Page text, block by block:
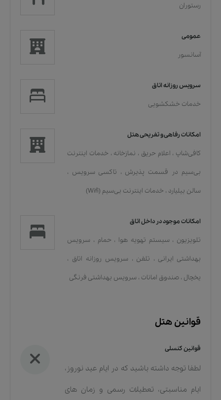
رستوران
عمومی
آسانسور
سرویس روزانه اتاق
خدمات خشکشویی
امکانات رفاهی و تفریحی هتل
کافی‌شاپ ، اعلام حریق ، نمازخانه ، خدمات اينترنت
بی‌سیم در قسمت پذیرش ، تاکسی سرویس ،
سالن بیلیارد ، خدمات اينترنت بی‌سیم (Wifi)
امکانات موجود در داخل اتاق
تلویزیون ، سیستم تهویه هوا ، حمام ، سرویس
بهداشتی ایرانی ، تلفن ، سرویس روزانه اتاق ،
یخچال ، صندوق امانات ، سرویس بهداشتی فرنگی
قوانین هتل
قوانین کنسلی
لطفا توجه داشته باشید که در ایام عید نوروز،
ایام مناسبتی، تعطیلات رسمی و زمان های